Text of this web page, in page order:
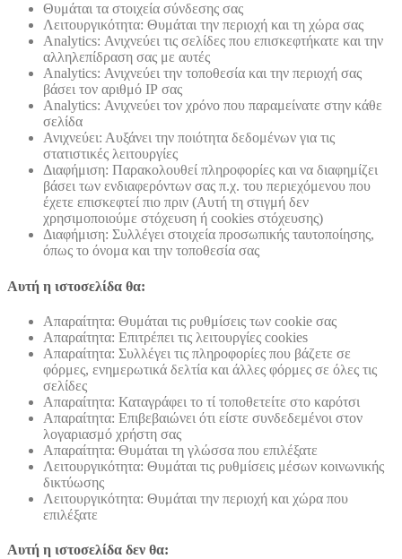
Θυμάται τα στοιχεία σύνδεσης σας
Λειτουργικότητα: Θυμάται την περιοχή και τη χώρα σας
Analytics: Ανιχνεύει τις σελίδες που επισκεφτήκατε και την
αλληλεπίδραση σας με αυτές
Analytics: Ανιχνεύει την τοποθεσία και την περιοχή σας
βάσει τον αριθμό ΙΡ σας
Analytics: Ανιχνεύει τον χρόνο που παραμείνατε στην κάθε
σελίδα
Ανιχνεύει: Αυξάνει την ποιότητα δεδομένων για τις
στατιστικές λειτουργίες
Διαφήμιση: Παρακολουθεί πληροφορίες και να διαφημίζει
βάσει των ενδιαφερόντων σας π.χ. του περιεχόμενου που
έχετε επισκεφτεί πιο πριν (Αυτή τη στιγμή δεν
χρησιμοποιούμε στόχευση ή cookies στόχευσης)
Διαφήμιση: Συλλέγει στοιχεία προσωπικής ταυτοποίησης,
όπως το όνομα και την τοποθεσία σας
Αυτή η ιστοσελίδα θα:
Απαραίτητα: Θυμάται τις ρυθμίσεις των cookie σας
Απαραίτητα: Επιτρέπει τις λειτουργίες cookies
Απαραίτητα: Συλλέγει τις πληροφορίες που βάζετε σε
φόρμες, ενημερωτικά δελτία και άλλες φόρμες σε όλες τις
σελίδες
Απαραίτητα: Καταγράφει το τί τοποθετείτε στο καρότσι
Απαραίτητα: Επιβεβαιώνει ότι είστε συνδεδεμένοι στον
λογαριασμό χρήστη σας
Απαραίτητα: Θυμάται τη γλώσσα που επιλέξατε
Λειτουργικότητα: Θυμάται τις ρυθμίσεις μέσων κοινωνικής
δικτύωσης
Λειτουργικότητα: Θυμάται την περιοχή και χώρα που
επιλέξατε
Αυτή η ιστοσελίδα δεν θα: